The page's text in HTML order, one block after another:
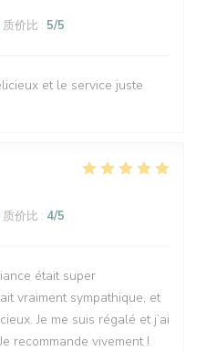
质价比 : 5/5
et le service juste
质价比 : 4/5
était super
vraiment sympathique, et
Je me suis régalé et j’ai
recommande vivement !